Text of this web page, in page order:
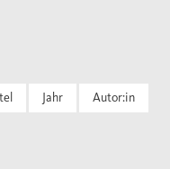
Jahr Autor:in